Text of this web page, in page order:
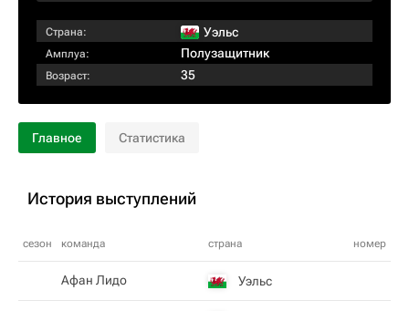
Страна: Уэльс
Амплуа: Полузащитник
Возраст: 35
Главное Статистика
История выступлений
сезон команда страна номер
Афан Лидо Уэльс